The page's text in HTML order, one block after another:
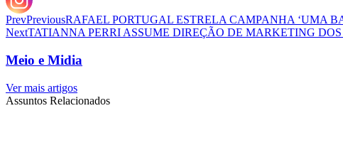
PrevPreviousRAFAEL PORTUGAL ESTRELA CAMPANHA ‘UMA
NextTATIANNA PERRI ASSUME DIREÇÃO DE MARKETING
Meio e Midia
Ver mais artigos
Assuntos Relacionados